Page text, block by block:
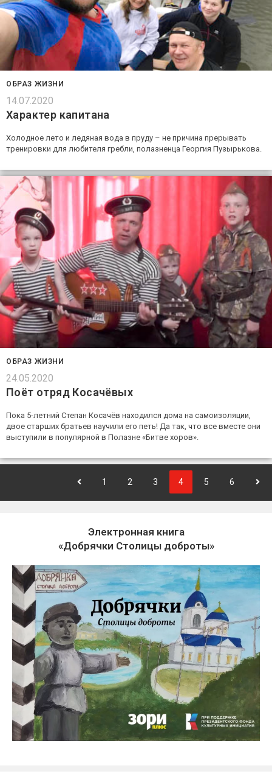
ОБРАЗ ЖИЗНИ
14.07.2020
Характер капитана
Холодное лето и ледяная вода в пруду – не причина прерывать
тренировки для любителя гребли, полазненца Георгия Пузырькова.
ОБРАЗ ЖИЗНИ
24.05.2020
Поёт отряд Косачёвых
Пока 5-летний Степан Косачёв находился дома на самоизоляции,
двое старших братьев научили его петь! Да так, что все вместе они
выступили в популярной в Полазне «Битве хоров».
1 2 3 4 5 6
Электронная книга
«Добрячки Столицы доброты»